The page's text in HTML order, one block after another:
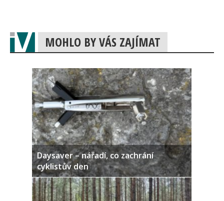
MOHLO BY VÁS ZAJÍMAT
Daysaver – nářadí, co zachrání
cyklistův den